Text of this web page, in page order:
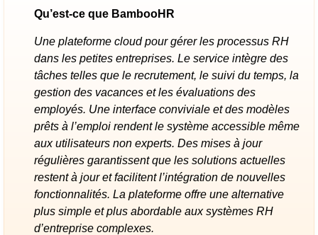
Qu’est-ce que BambooHR
Une plateforme cloud pour gérer les processus RH
dans les petites entreprises. Le service intègre des
tâches telles que le recrutement, le suivi du temps, la
gestion des vacances et les évaluations des
employés. Une interface conviviale et des modèles
prêts à l’emploi rendent le système accessible même
aux utilisateurs non experts. Des mises à jour
régulières garantissent que les solutions actuelles
restent à jour et facilitent l’intégration de nouvelles
fonctionnalités. La plateforme offre une alternative
plus simple et plus abordable aux systèmes RH
d’entreprise complexes.